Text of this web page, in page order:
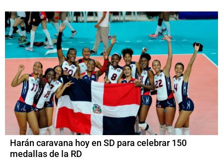
Harán caravana hoy en SD para celebrar 150
medallas de la RD